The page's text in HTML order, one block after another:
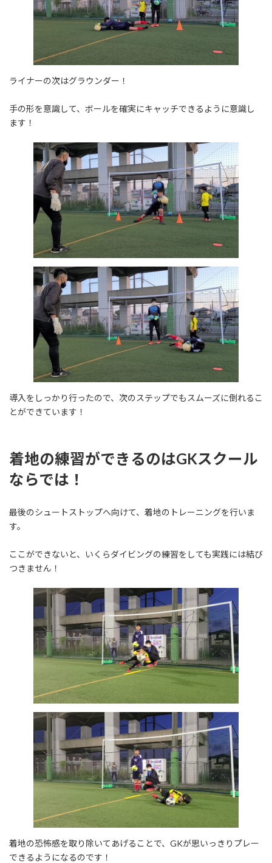
ライナーの次はグラウンダー！
手の形を意識して、ボールを確実にキャッチできるように意識し
ます！
導入をしっかり行ったので、次のステップでもスムーズに倒れるこ
とができています！
着地の練習ができるのはGKスクール
ならでは！
最後のシュートストップへ向けて、着地のトレーニングを行いま
す。
ここができないと、いくらダイビングの練習をしても実践には結び
つきません！
着地の恐怖感を取り除いてあげることで、GKが思いっきりプレー
できるようになるのです！